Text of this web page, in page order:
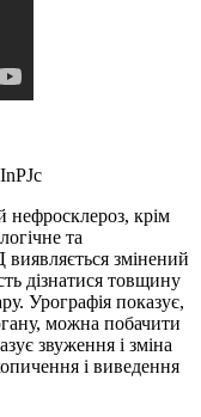
нефросклероз, крім
та
виявляється змінений
дізнатися товщину
Урографія показує,
можна побачити
звуження і зміна
і виведення